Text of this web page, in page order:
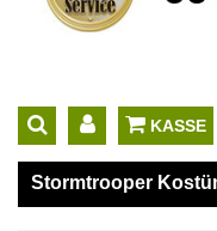
KASSE
Stormtrooper